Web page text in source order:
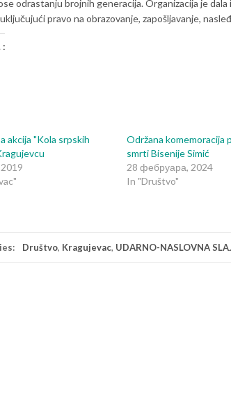
odrastanju brojnih generacija. Organizacija je
pravo na obrazovanje, zapošljavanje,
:
akcija "Kola srpskih
Održana komemoracija
smrti Bisenije Simić
28 фебруара, 2024
In "Društvo"
Društvo, Kragujevac, UDARNO-NASLOVNA